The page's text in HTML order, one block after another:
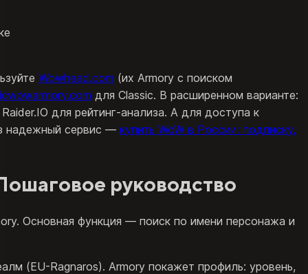
Wowhead.com (их Armory с поиском
для Classic. В расширенном варианте:
для рейтинг-анализа. А для доступа к
надежный сервис — купить WoW в России: подписку,
руководство
Основная функция — поиск по имени персонажа и
(EU-Ragnaros). Armory покажет профиль: уровень,